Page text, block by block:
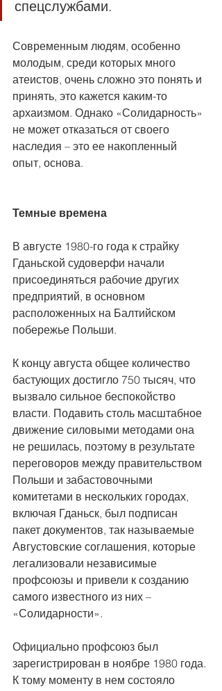
спецслужбами.
Современным людям, особенно
молодым, среди которых много
атеистов, очень сложно это понять и
принять, это кажется каким-то
архаизмом. Однако «Солидарность»
не может отказаться от своего
наследия – это ее накопленный
опыт, основа.
Темные времена
В августе 1980-го года к страйку
Гданьской судоверфи начали
присоединяться рабочие других
предприятий, в основном
расположенных на Балтийском
побережье Польши.
К концу августа общее количество
бастующих достигло 750 тысяч, что
вызвало сильное беспокойство
власти. Подавить столь масштабное
движение силовыми методами она
не решилась, поэтому в результате
переговоров между правительством
Польши и забастовочными
комитетами в нескольких городах,
включая Гданьск, был подписан
пакет документов, так называемые
Августовские соглашения, которые
легализовали независимые
профсоюзы и привели к созданию
самого известного из них –
«Солидарности».
Официально профсоюз был
зарегистрирован в ноябре 1980 года.
К тому моменту в нем состояло